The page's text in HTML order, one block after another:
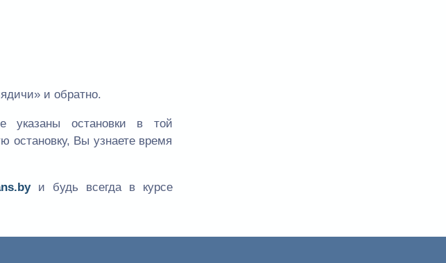
и обратно.
остановки в той
остановку, Вы узнаете время
и будь всегда в курсе